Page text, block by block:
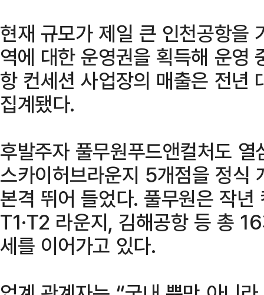
현재 규모가 제일 큰 인천공항
역에 대한 운영권을 획득해 운영
항 컨세션 사업장의 매출은 전
집계됐다.
후발주자 풀무원푸드앤컬처도
스카이허브라운지 5개점을 정식
본격 뛰어 들었다. 풀무원은 작
T1·T2 라운지, 김해공항 등 총
세를 이어가고 있다.